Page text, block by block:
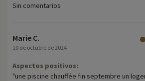
Sin comentarios
Marie C.
10 de octubre de 2024
Aspectos positivos:
"une piscine chauffée fin septembre un